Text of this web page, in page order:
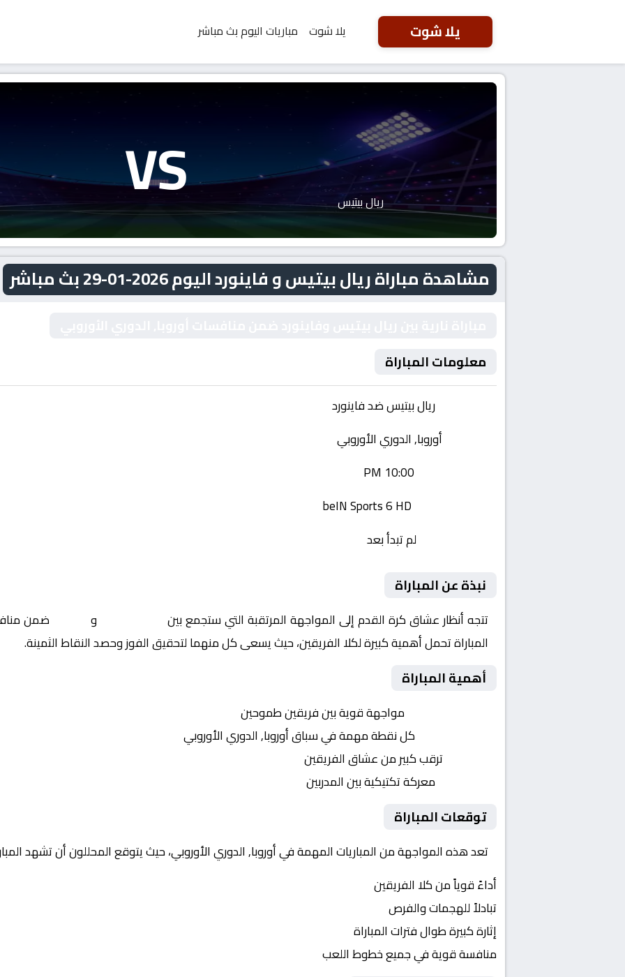
يلا شوت يلا شوت مباريات اليوم بث مباشر
ريال بيتيس VS
مشاهدة مباراة ريال بيتيس و فاينورد اليوم 2026-01-29 بث مباشر
معلومات المباراة
ريال بيتيس ضد فاينورد
أوروبا, الدوري الأوروبي
لم تبدأ بعد
نبذة عن المباراة
تتجه أنظار عشاق كرة القدم إلى المواجهة المرتقبة التي ستجمع بين وفاينورد
ضمن
المباراة تحمل أهمية كبيرة لكلا الفريقين، حيث يسعى كل منهما لتحقيق الفوز وحصد النقاط الثمينة.
أهمية المباراة
مواجهة قوية بين فريقين طموحين
كل نقطة مهمة في سباق أوروبا, الدوري الأوروبي
ترقب كبير من عشاق الفريقين
معركة تكتيكية بين المدربين
توقعات المباراة
تعد هذه المواجهة من المباريات المهمة في أوروبا, الدوري الأوروبي، حيث يتوقع المحللون أن تشهد
أداءً قوياً من كلا الفريقين
تبادلاً للهجمات والفرص
إثارة كبيرة طوال فترات المباراة
منافسة قوية في جميع خطوط اللعب